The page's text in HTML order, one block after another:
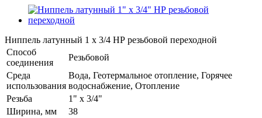
Ниппель латунный 1 x 3/4 НР резьбовой переходной
Способ
соединения
Резьбовой
Среда
использования
Вода, Геотермальное отопление, Горячее
водоснабжение, Отопление
Резьба
1" x 3/4"
Ширина, мм
38